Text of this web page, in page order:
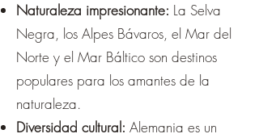
Naturaleza impresionante: La Selva
Negra, los Alpes Bávaros, el Mar del
Norte y el Mar Báltico son destinos
populares para los amantes de la
naturaleza.
Diversidad cultural: Alemania es un